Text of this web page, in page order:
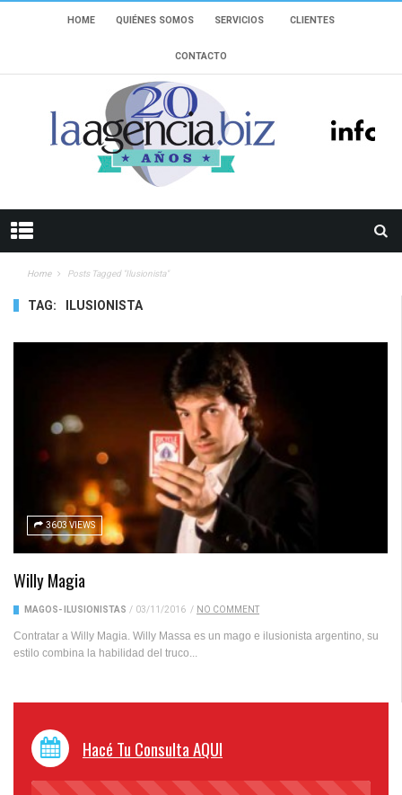
HOME QUIÉNES SOMOS SERVICIOS CLIENTES
CONTACTO
Home Posts Tagged "ilusionista"
TAG: ILUSIONISTA
3603 VIEWS
Willy Magia
MAGOS- ILUSIONISTAS / 03/11/2016 / NO COMMENT
Contratar a Willy Magia. Willy Massa es un mago e ilusionista argentino, su
estilo combina la habilidad del truco...
Hacé Tu Consulta AQUI
45%